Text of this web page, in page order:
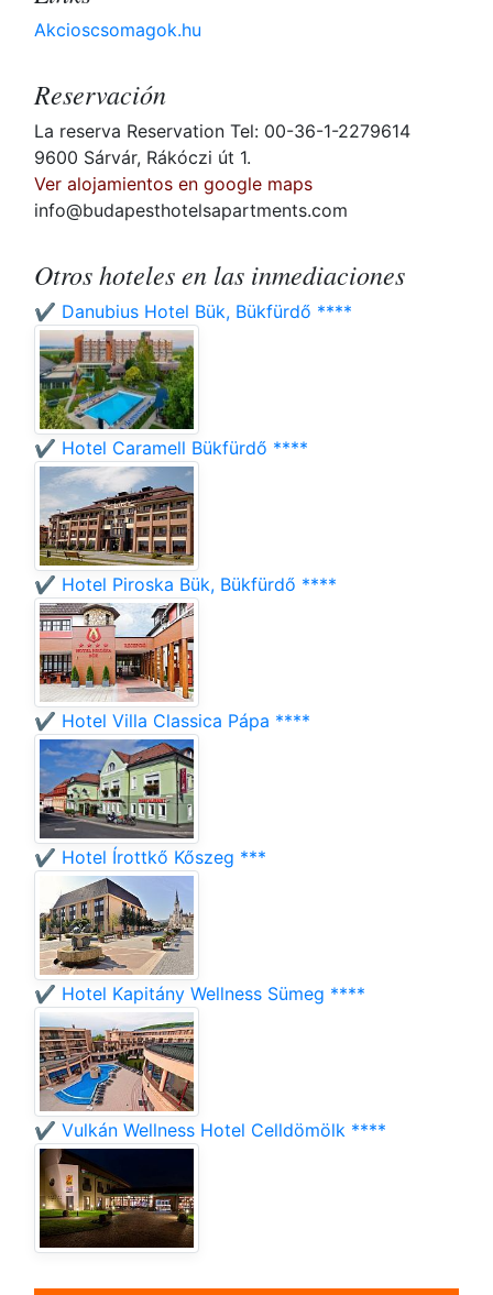
Akcioscsomagok.hu
Reservación
La reserva Reservation Tel: 00-36-1-2279614
9600 Sárvár, Rákóczi út 1.
Ver alojamientos en google maps
info@budapesthotelsapartments.com
Otros hoteles en las inmediaciones
✔️ Danubius Hotel Bük, Bükfürdő ****
✔️ Hotel Caramell Bükfürdő ****
✔️ Hotel Piroska Bük, Bükfürdő ****
✔️ Hotel Villa Classica Pápa ****
✔️ Hotel Írottkő Kőszeg ***
✔️ Hotel Kapitány Wellness Sümeg ****
✔️ Vulkán Wellness Hotel Celldömölk ****